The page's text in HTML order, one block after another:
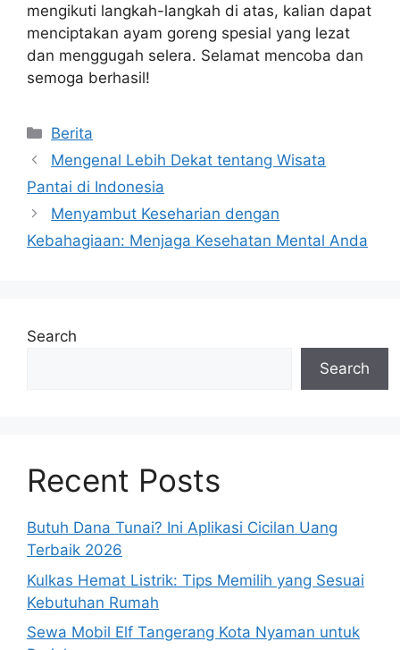
mengikuti langkah-langkah di atas, kalian dapat
menciptakan ayam goreng spesial yang lezat
dan menggugah selera. Selamat mencoba dan
semoga berhasil!
Categories
Berita
Mengenal Lebih Dekat tentang Wisata
Pantai di Indonesia
Menyambut Keseharian dengan
Kebahagiaan: Menjaga Kesehatan Mental Anda
Search
Search
Recent Posts
Butuh Dana Tunai? Ini Aplikasi Cicilan Uang
Terbaik 2026
Kulkas Hemat Listrik: Tips Memilih yang Sesuai
Kebutuhan Rumah
Sewa Mobil Elf Tangerang Kota Nyaman untuk